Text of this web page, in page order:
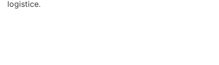
logistice.